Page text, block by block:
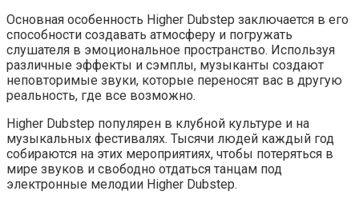
Основная особенность Higher Dubstep заключается в его
способности создавать атмосферу и погружать
слушателя в эмоциональное пространство. Используя
различные эффекты и сэмплы, музыканты создают
неповторимые звуки, которые переносят вас в другую
реальность, где все возможно.
Higher Dubstep популярен в клубной культуре и на
музыкальных фестивалях. Тысячи людей каждый год
собираются на этих мероприятиях, чтобы потеряться в
мире звуков и свободно отдаться танцам под
электронные мелодии Higher Dubstep.